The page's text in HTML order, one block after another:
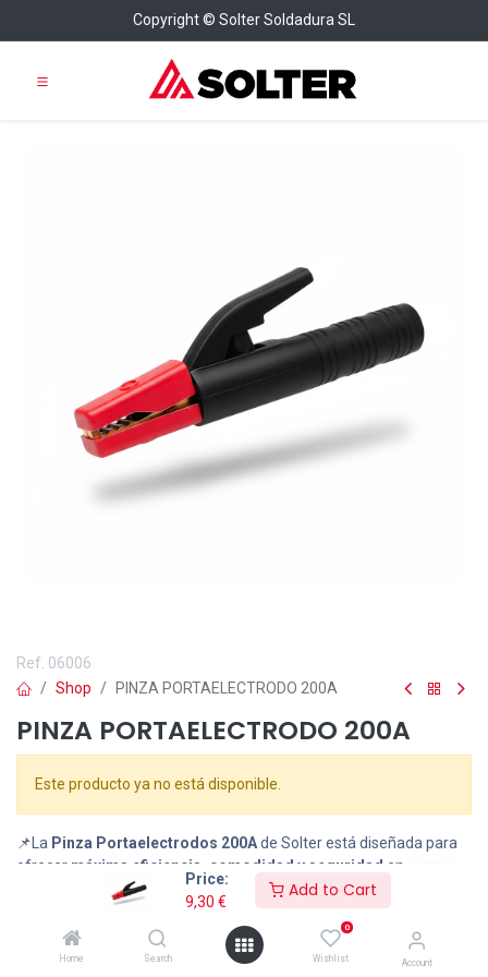
Price:
9,30 €
Add to Cart
Home Search
0
Wishlist Account
Copyright © Solter Soldadura SL
Ref. 06006
Shop
PINZA PORTAELECTRODO 200A
PINZA PORTAELECTRODO 200A
Este producto ya no está disponible.
📌La Pinza Portaelectrodos 200Ade Solter está diseñada para
ofrecer máxima eficiencia, comodidad y seguridad en
soldadura MMA. Su diseño ergonómico permite unagarre firme
mientras que sus materiales de alta calidad aseguran una
excelente conductividad y durabilidad
en entornos exigentes.
Compatible con electrodos de hasta
4.0 mm de diámetro,